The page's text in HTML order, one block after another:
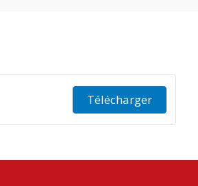
Télécharger